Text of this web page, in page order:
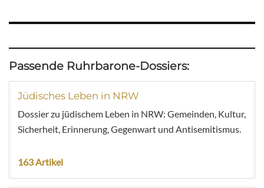
Passende Ruhrbarone-Dossiers:
Jüdisches Leben in NRW
Dossier zu jüdischem Leben in NRW: Gemeinden, Kultur,
Sicherheit, Erinnerung, Gegenwart und Antisemitismus.
163 Artikel